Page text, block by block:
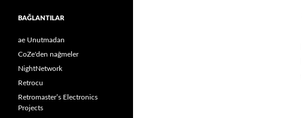
BAĞLANTILAR
ae Unutmadan
CoZe'den nağmeler
NightNetwork
Retrocu
Retromaster’s Electronics
Projects